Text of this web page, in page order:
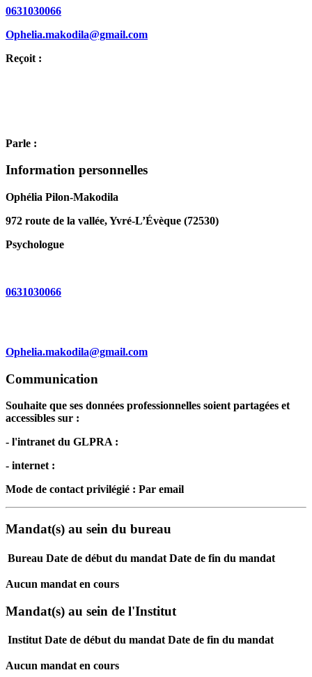
0631030066
Ophelia.makodila@gmail.com
Reçoit :
Parle :
Information personnelles
Ophélia Pilon-Makodila
972 route de la vallée, Yvré-L’Évèque (72530)
Psychologue
0631030066
Ophelia.makodila@gmail.com
Communication
Souhaite que ses données professionnelles soient partagées et
accessibles sur :
- l'intranet du GLPRA :
- internet :
Mode de contact privilégié : Par email
Mandat(s) au sein du bureau
Bureau Date de début du mandat Date de fin du mandat
Aucun mandat en cours
Mandat(s) au sein de l'Institut
Institut Date de début du mandat Date de fin du mandat
Aucun mandat en cours